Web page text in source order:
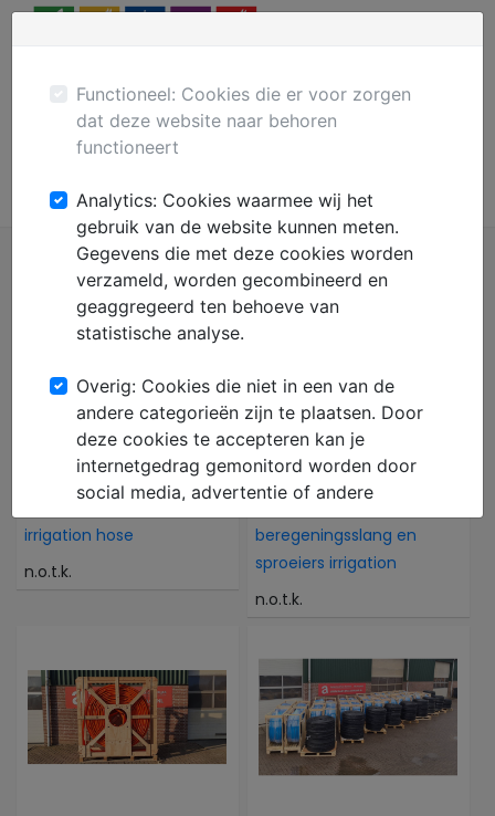
Plaats gratis advertentie
Mechanisatie
Transportslang - Nieuw
irrigation hose
n.o.t.k.
beregeningsslang en
sproeiers irrigation
n.o.t.k.